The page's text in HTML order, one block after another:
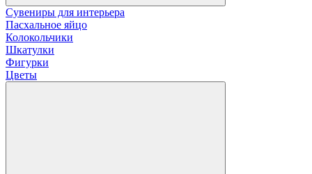
Сувениры для интерьера
Пасхальное яйцо
Колокольчики
Шкатулки
Фигурки
Цветы